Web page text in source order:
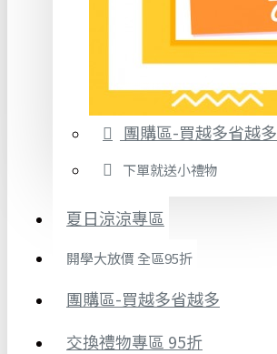
團購區-買越多省越多
下單就送小禮物
夏日涼涼專區
開學大放價 全區95折
團購區-買越多省越多
交換禮物專區 95折